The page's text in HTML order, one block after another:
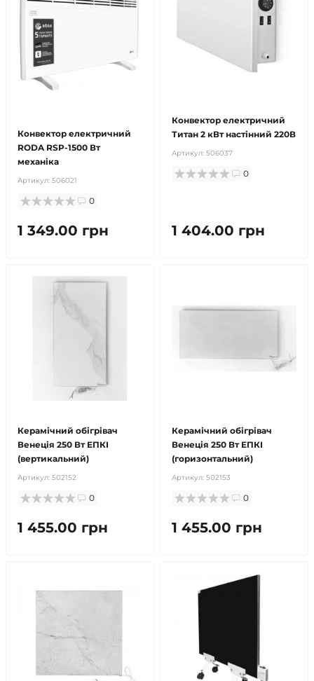
Конвектор електричний
RODA RSP-1500 Вт
механіка
Артикул: 506021
0
1 349.00 грн
Конвектор електричний
Титан 2 кВт настінний 220В
Артикул: 506037
0
1 404.00 грн
Керамічний обігрівач
Венеція 250 Вт ЕПКІ
(вертикальний)
Артикул: 502152
0
1 455.00 грн
Керамічний обігрівач
Венеція 250 Вт ЕПКІ
(горизонтальний)
Артикул: 502153
0
1 455.00 грн